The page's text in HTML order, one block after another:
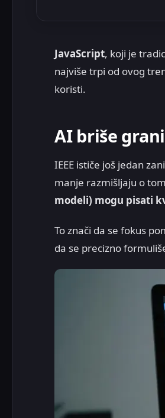
JavaScript, koji je
najviše trpi od ovog
koristi.
AI briše
IEEE ističe još jedan
manje razmišljaju o
modeli) mogu pisati
To znači da se fokus
da se precizno